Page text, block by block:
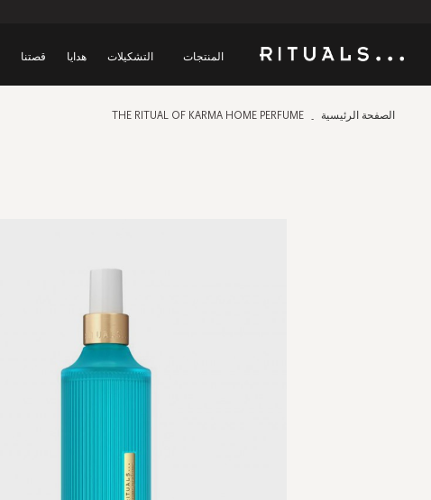
المنتجات التشكيلات هدايا قصتنا
الصفحة الرئيسية THE RITUAL OF KARMA HOME PERFUME